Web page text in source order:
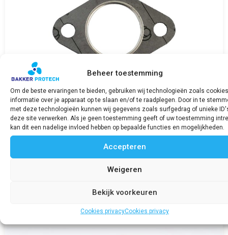
Beheer toestemming
Om de beste ervaringen te bieden, gebruiken wij technologieën zoals
informatie over je apparaat op te slaan en/of te raadplegen. Door in te
met deze technologieën kunnen wij gegevens zoals surfgedrag of unieke
deze site verwerken. Als je geen toestemming geeft of uw toestemming
kan dit een nadelige invloed hebben op bepaalde functies en mogelijkheden.
Accepteren
Weigeren
Bekijk voorkeuren
Cookies privacyCookies privacy
Uitlaatpakking / Exhaust flange gasket SABB